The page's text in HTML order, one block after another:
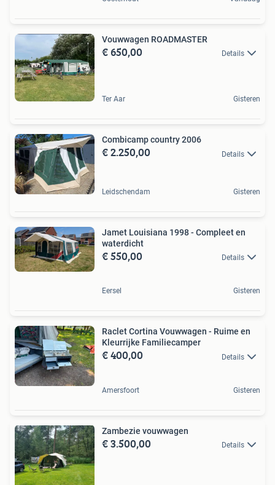
Vouwwagen ROADMASTER
€ 650,00 Details
Ter Aar Gisteren
Combicamp country 2006
€ 2.250,00 Details
Leidschendam Gisteren
Jamet Louisiana 1998 - Compleet en
waterdicht
€ 550,00 Details
Eersel Gisteren
Raclet Cortina Vouwwagen - Ruime en
Kleurrijke Familiecamper
€ 400,00 Details
Amersfoort Gisteren
Zambezie vouwwagen
€ 3.500,00 Details